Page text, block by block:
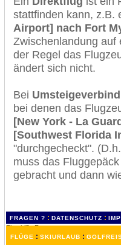
stattfinden kann, z.B.
Airport] nach Fort
Zwischenlandung auf
der Regel das
ändert sich nicht.
Bei
bei denen das
[New York - La
[Southwest Florida
"durchgecheckt".
muss das
gebracht und dann
FRAGEN ? : DATENSCHUTZ :
FLÜGE : SKIURLAUB :